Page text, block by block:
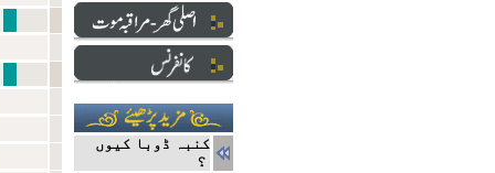
کنبہ ڈوبا کیوں
؟